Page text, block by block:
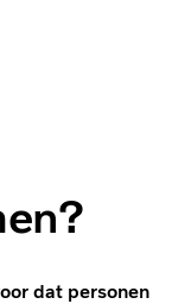
dat personen